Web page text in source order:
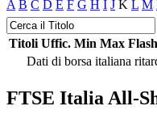
A B C D E F G H I J K L M
Titoli Uffic. Min Max Flash
Dati di borsa italiana
FTSE Italia All-